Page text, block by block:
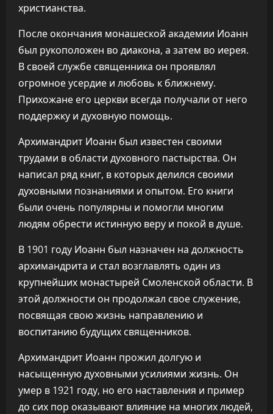
христианства.
После окончания монашеской академии Иоанн
был рукоположен во диакона, а затем во иерея.
В своей службе священника он проявлял
огромное усердие и любовь к ближнему.
Прихожане его церкви всегда получали от него
поддержку и духовную помощь.
Архимандрит Иоанн был известен своими
трудами в области духовного пастырства. Он
написал ряд книг, в которых делился своими
духовными познаниями и опытом. Его книги
были очень популярны и помогли многим
людям обрести истинную веру и покой в душе.
В 1901 году Иоанн был назначен на должность
архимандрита и стал возглавлять один из
крупнейших монастырей Смоленской области. В
этой должности он продолжал свое служение,
посвящая свою жизнь направлению и
воспитанию будущих священников.
Архимандрит Иоанн прожил долгую и
насыщенную духовными усилиями жизнь. Он
умер в 1921 году, но его наставления и пример
до сих пор оказывают влияние на многих людей,